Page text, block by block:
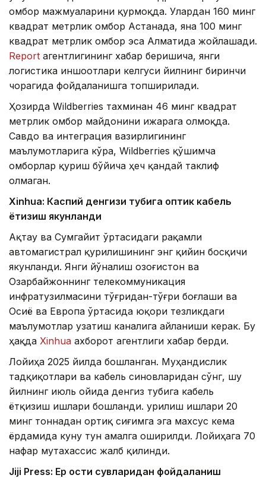
омбор мажмуаларини қурмоқда. Улардан 160 минг
квадрат метрлик омбор Астанада, яна 100 минг
квадрат метрлик омбор эса Алматида жойлашади.
Report агентлигининг хабар беришича, янги
логистика иншоотлари келгуси йилнинг биринчи
чорагида фойдаланишга топширилади.
Ҳозирда Wildberries тахминан 46 минг квадрат
метрлик омбор майдонини ижарага олмоқда.
Савдо ва интеграция вазирлигининг
маълумотларига кўра, Wildberries қўшимча
омборлар қуриш бўйича ҳеч қандай таклиф
олмаган.
Xinhuа: Каспий денгизи тубига оптик кабель
ётқизиш якунланди
Ақтау ва Сумгайит ўртасидаги рақамли
автомагистрал қурилишининг энг қийин босқичи
якунланди. Янги йўналиш Қозоғистон ва
Озарбайжоннинг телекоммуникация
инфратузилмасини тўғридан-тўғри боғлаши ва
Осиё ва Европа ўртасида юқори тезликдаги
маълумотлар узатиш каналига айланиши керак. Бу
ҳақда Xinhua ахборот агентлиги хабар берди.
Лойиҳа 2025 йилда бошланган. Муҳандислик
тадқиқотлари ва кабель синовларидан сўнг, шу
йилнинг июль ойида денгиз тубига кабель
ётқизиш ишлари бошланди. Қурилиш ишлари 20
минг тоннадан ортиқ сиғимга эга махсус кема
ёрдамида куну тун амалга оширилди. Лойиҳага 70
нафар мутахассис жалб қилинди.
Jiji Press: Ер ости сувларидан фойдаланиш